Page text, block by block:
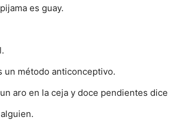
es guay.
un método anticonceptivo.
aro en la ceja y doce pendientes dice